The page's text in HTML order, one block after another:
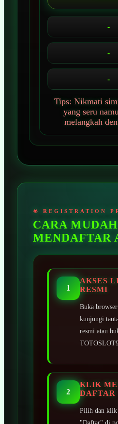
-
-
-
Tips: Nikmati
yang seru
melangkah
CARA MUDAH
MENDAFTAR
1
AKSES
RESMI
Buka
kunjungi
resmi atau
2
KLIK
DAFTAR
Pilih dan klik